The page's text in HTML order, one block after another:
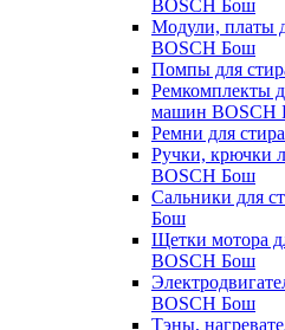
BOSCH Бош
Модули, платы
BOSCH Бош
Помпы для
Ремкомплекты
машин BOSCH
Ремни для
Ручки, крючки
BOSCH Бош
Сальники для
Бош
Щетки мотора
BOSCH Бош
BOSCH Бош
Тэны,